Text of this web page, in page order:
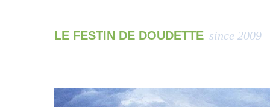
LE FESTIN DE DOUDETTE since 2009